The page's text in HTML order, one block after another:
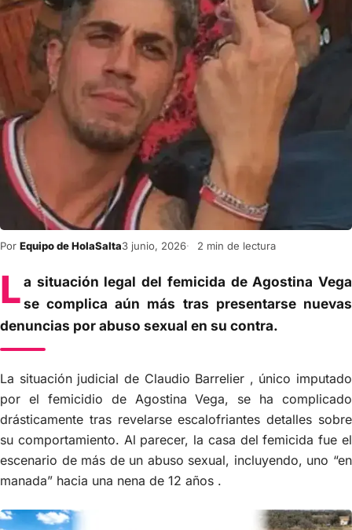
Por Equipo de HolaSalta3 junio, 2026 2 min de lectura
La situación legal del femicida de Agostina Vega
se complica aún más tras presentarse nuevas
denuncias por abuso sexual en su contra.
La situación judicial de Claudio Barrelier , único imputado
por el femicidio de Agostina Vega, se ha complicado
drásticamente tras revelarse escalofriantes detalles sobre
su comportamiento. Al parecer, la casa del femicida fue el
escenario de más de un abuso sexual, incluyendo, uno “en
manada” hacia una nena de 12 años .